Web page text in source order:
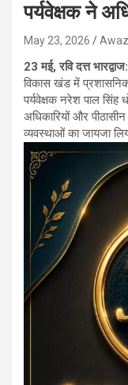
पर्यवेक्षक ने
May 23, 2026
23 मई, रवि दत्त
विकास खंड में प्रशासनिक
पर्यवेक्षक नरेश पाल सिंह
अधिकारियों और
व्यवस्थाओं का जायजा